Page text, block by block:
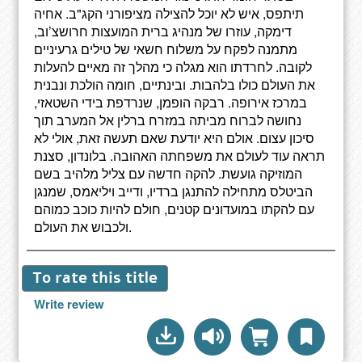
תיתפס, איש לא יוכל להצילה מציפורני הקג"ב. אחיה
דימקה, עוזרו של מנהיג ברית המועצות חרושצ’וב,
מתמנה לפקח על משלוח חשאי של טילים גרעיניים
לקובה. לחרדתו הוא מגלה כי מהלך זה מאיים להעלות
את העולם כולו בלהבות. ובינתיים, חומה הולכת ונבנית
במרכז אירופה. רבקה הופמן, שנרדפת בידי השטאזי,
נחושה לברוח מביתה במזרח ברלין אל המערב תוך
סיכון עצום. אולם היא יודעת שאם תעשה זאת, אולי לא
תראה עוד לעולם את משפחתה האהובה. בלונדון, סצנת
המוזיקה גועשת. להקה חדשה עם צליל מלהיב בשם
הביטלס מתחילה להתנגן ברדיו, ודייב ויליאמס, שמנגן
עם להקתו במועדונים קטנים, חולם להיות כוכב כמוהם
ולכבוש את העולם.
To rate this title
Write review